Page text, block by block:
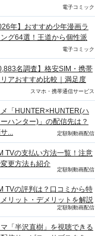
電子コミック
年】おすすめ少年漫画ラ
グ64選！王道から個性派
電子コミック
名調査】格安SIM・携帯
アおすすめ比較｜満足度
スマホ・携帯通信サービス
「HUNTER×HUNTER(ハ
ハンター)」の配信先は？
...
定額制動画配信
TVの支払い方法一覧！注意
更方法も紹介
定額制動画配信
TVの評判は？口コミから特
リット・デメリットを解説
定額制動画配信
マ「半沢直樹」を視聴できる